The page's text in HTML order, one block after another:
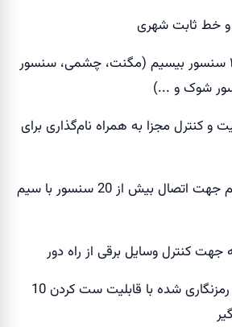
و خط ثابت شهری
امکان اتصال به ۱۵ سنسور بیسیم (مگنت، چشمی، سنسور
شوک و ...)
و کنترل مجزا به همراه نام‌گذاری برای
دارای 5 زون با سیم جهت اتصال بیش از 20 سنسور با سیم
دارای ریموت های رمزنگاری شده با قابلیت ست کردن 10